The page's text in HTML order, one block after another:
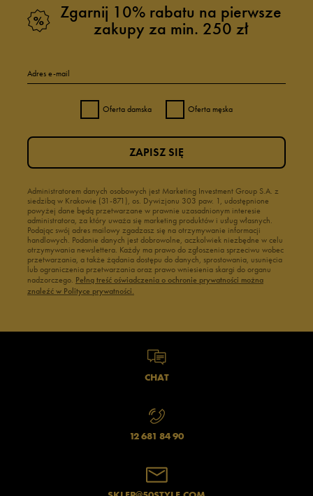
Zgarnij 10% rabatu na pierwsze
zakupy za min. 250 zł
Adres e-mail
Oferta damska Oferta męska
Administratorem danych osobowych jest Marketing Investment Group S.A. z
siedzibą w Krakowie (31-871), os. Dywizjonu 303 paw. 1, udostępnione
powyżej dane będą przetwarzane w prawnie uzasadnionym interesie
administratora, za który uważa się marketing produktów i usług własnych.
Podając swój adres mailowy zgadzasz się na otrzymywanie informacji
handlowych. Podanie danych jest dobrowolne, aczkolwiek niezbędne w celu
otrzymywania newslettera. Każdy ma prawo do zgłoszenia sprzeciwu wobec
przetwarzania, a także żądania dostępu do danych, sprostowania, usunięcia
lub ograniczenia przetwarzania oraz prawo wniesienia skargi do organu
nadzorczego. Pełną treść oświadczenia o ochronie prywatności można
znaleźć w Polityce prywatności.
ZAPISZ SIĘ
CHAT
12 681 84 90